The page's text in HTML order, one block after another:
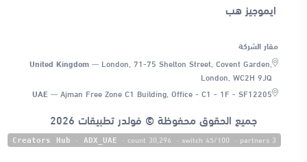
ايموجيز هب
مقار الشركة
United Kingdom — London, 71-75 Shelton Street, Covent Garden,
London, WC2H 9JQ
UAE — Ajman Free Zone C1 Building, Office - C1 - 1F - SF12205
جميع الحقوق محفوظة © فولدر تطبيقات 2026
Creators Hub · ADX_UAE · count 30,296 · switch 45/100 · partners 3